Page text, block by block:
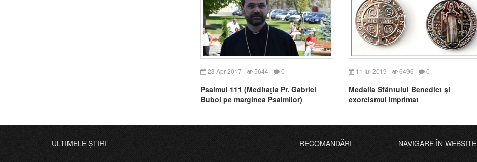
23 Apr 2017 5644 0
Psalmul 111 (Meditaţia Pr. Gabriel
Buboi pe marginea Psalmilor)
11 Iul 2019 6496 0
Medalia Sfântului Benedict și
exorcismul imprimat
ULTIMELE ȘTIRI RECOMANDĂRI NAVIGARE ÎN WEBSITE